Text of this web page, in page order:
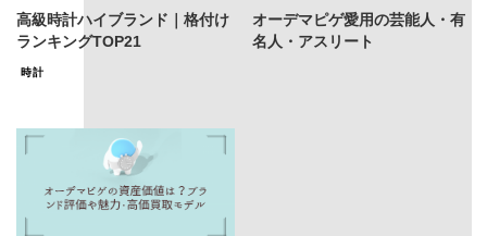
高級時計ハイブランド｜格付け
ランキングTOP21
時計
オーデマピゲ愛用の芸能人・有
名人・アスリート